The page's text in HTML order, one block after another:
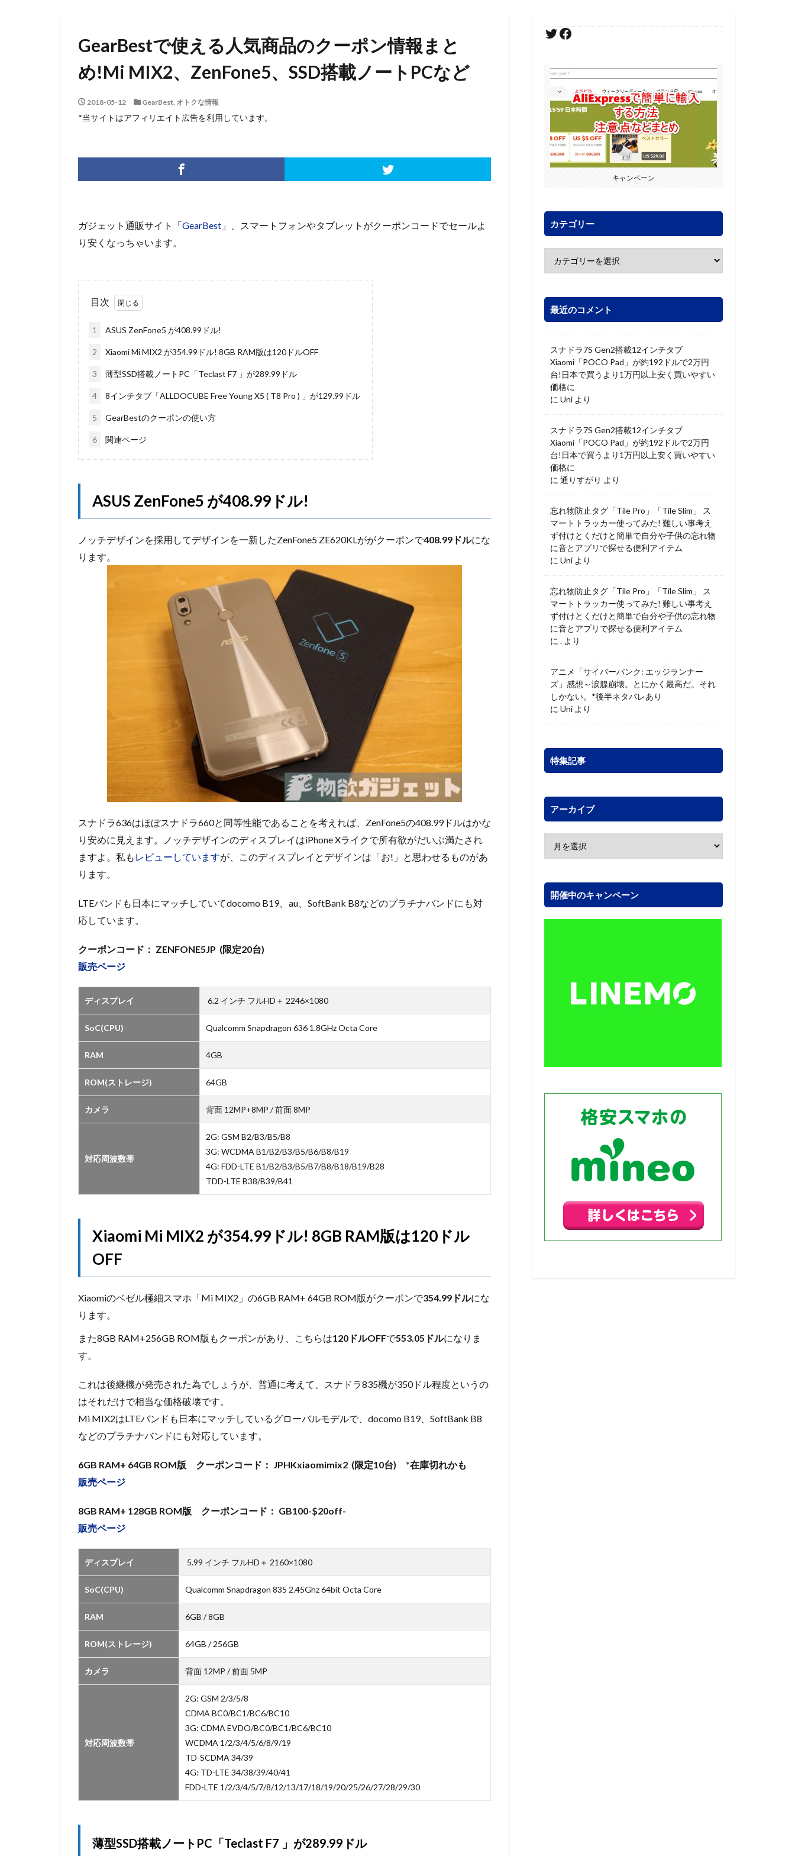
GearBestで使える人気商品のクーポン情報まと
め!Mi MIX2、ZenFone5、SSD搭載ノートPCなど
2018-05-12 GearBest, オトクな情報
*当サイトはアフィリエイト広告を利用しています。
ガジェット通販サイト「GearBest 」、スマートフォンやタブレットがクーポンコードでセールよ
り安くなっちゃいます。
目次
1 ASUS ZenFone5 が408.99ドル!
2 Xiaomi Mi MIX2 が354.99ドル! 8GB RAM版は120ドルOFF
3 薄型SSD搭載ノートPC「Teclast F7 」が289.99ドル
4 8インチタブ「ALLDOCUBE Free Young X5 ( T8 Pro ) 」が129.99ドル
5 GearBestのクーポンの使い方
6 関連ページ
ASUS ZenFone5 が408.99ドル!
ノッチデザインを採用してデザインを一新したZenFone5 ZE620KLががクーポンで408.99ドルにな
ります。
スナドラ636はほぼスナドラ660と同等性能であることを考えれば、ZenFone5の408.99ドルはかな
り安めに見えます。ノッチデザインのディスプレイはiPhone Xライクで所有欲がだいぶ満たされ
ますよ。私も レビューしていますが、このディスプレイとデザインは「お!」と思わせるものがあ
ります。
LTEバンドも日本にマッチしていてdocomo B19、au、SoftBank B8などのプラチナバンドにも対
応しています。
クーポンコード： ZENFONE5JP (限定20台)
販売ページ
ディスプレイ 6.2 インチ フルHD＋ 2246×1080
SoC(CPU) Qualcomm Snapdragon 636 1.8GHz Octa Core
RAM 4GB
ROM(ストレージ) 64GB
カメラ 背面 12MP+8MP / 前面 8MP
対応周波数帯
2G: GSM B2/B3/B5/B8
3G: WCDMA B1/B2/B3/B5/B6/B8/B19
4G: FDD-LTE B1/B2/B3/B5/B7/B8/B18/B19/B28
TDD-LTE B38/B39/B41
Xiaomi Mi MIX2 が354.99ドル! 8GB RAM版は120ドル
OFF
Xiaomiのベゼル極細スマホ「Mi MIX2」の6GB RAM+ 64GB ROM版がクーポンで354.99ドルにな
ります。
また8GB RAM+256GB ROM版もクーポンがあり、こちらは120ドルOFFで553.05ドルになりま
す。
これは後継機が発売された為でしょうが、普通に考えて、スナドラ835機が350ドル程度というの
はそれだけで相当な価格破壊です。
Mi MIX2はLTEバンドも日本にマッチしているグローバルモデルで、docomo B19、SoftBank B8
などのプラチナバンドにも対応しています。
6GB RAM+ 64GB ROM版 クーポンコード： JPHKxiaomimix2 (限定10台) *在庫切れかも
販売ページ
8GB RAM+ 128GB ROM版 クーポンコード： GB100-$20off-
販売ページ
ディスプレイ 5.99 インチ フルHD＋ 2160×1080
SoC(CPU) Qualcomm Snapdragon 835 2.45Ghz 64bit Octa Core
RAM 6GB / 8GB
ROM(ストレージ) 64GB / 256GB
カメラ 背面 12MP / 前面 5MP
対応周波数帯
2G: GSM 2/3/5/8
CDMA BC0/BC1/BC6/BC10
3G: CDMA EVDO/BC0/BC1/BC6/BC10
WCDMA 1/2/3/4/5/6/8/9/19
TD-SCDMA 34/39
4G: TD-LTE 34/38/39/40/41
FDD-LTE 1/2/3/4/5/7/8/12/13/17/18/19/20/25/26/27/28/29/30
薄型SSD搭載ノートPC「Teclast F7 」が289.99ドル
キャンペーン
カテゴリー
最近のコメント
スナドラ7S Gen2搭載12インチタブ
Xiaomi「POCO Pad」が約192ドルで2万円
台!日本で買うより1万円以上安く買いやすい
価格に
に Uni より
スナドラ7S Gen2搭載12インチタブ
Xiaomi「POCO Pad」が約192ドルで2万円
台!日本で買うより1万円以上安く買いやすい
価格に
に 通りすがり より
忘れ物防止タグ「Tile Pro」「Tile Slim」 ス
マートトラッカー使ってみた! 難しい事考え
ず付けとくだけと簡単で自分や子供の忘れ物
に音とアプリで探せる便利アイテム
に Uni より
忘れ物防止タグ「Tile Pro」「Tile Slim」 ス
マートトラッカー使ってみた! 難しい事考え
ず付けとくだけと簡単で自分や子供の忘れ物
に音とアプリで探せる便利アイテム
に . より
アニメ「サイバーパンク: エッジランナー
ズ」感想～涙腺崩壊。とにかく最高だ。それ
しかない。*後半ネタバレあり
に Uni より
特集記事
アーカイブ
開催中のキャンペーン